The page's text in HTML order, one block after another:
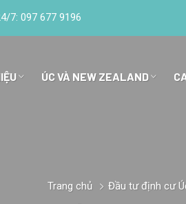
7: 097 677 9196
ÚC VÀ NEW ZEALAND
Trang chủ Đầu tư định cư